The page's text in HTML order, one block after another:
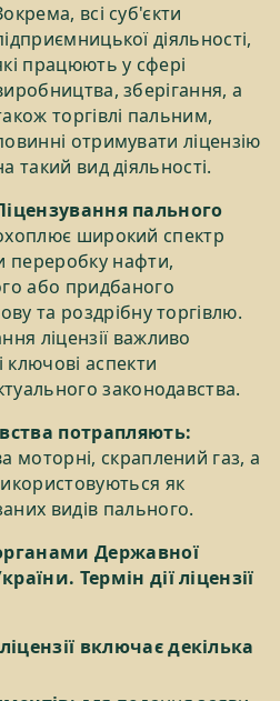
всі суб'єкти
діяльності,
працюють у сфері
зберігання, а
торгівлі пальним,
отримувати ліцензію
такий вид діяльності.
пального
широкий спектр
переробку нафти,
або придбаного
та роздрібну торгівлю.
ліцензії важливо
ключові аспекти
законодавства.
потрапляють:
моторні, скраплений газ, а
як
видів пального.
Державної
Термін дії ліцензії
включає декілька